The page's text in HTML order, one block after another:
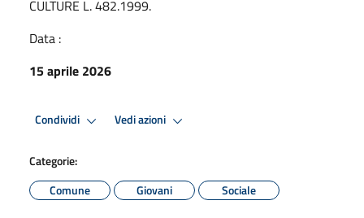
CULTURE L. 482.1999.
Data :
15 aprile 2026
Condividi Vedi azioni
Categorie:
Comune
Giovani Sociale